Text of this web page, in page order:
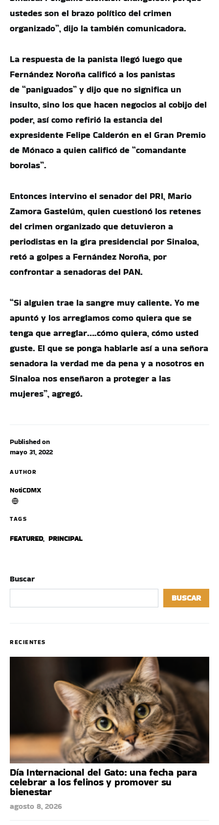
Published on
mayo 31, 2022
AUTHOR
NotiCDMX
TAGS
FEATURED, PRINCIPAL
ustedes son el brazo político del crimen
organizado”, dijo la también comunicadora.
La respuesta de la panista llegó luego que
Fernández Noroña calificó a los panistas
de “paniguados” y dijo que no significa un
insulto, sino los que hacen negocios al cobijo del
poder, así como refirió la estancia del
expresidente Felipe Calderón en el Gran Premio
de Mónaco a quien calificó de “comandante
borolas”.
Entonces intervino el senador del PRI, Mario
Zamora Gastelúm, quien cuestionó los retenes
del crimen organizado que detuvieron a
periodistas en la gira presidencial por Sinaloa,
retó a golpes a Fernández Noroña, por
confrontar a senadoras del PAN.
“Si alguien trae la sangre muy caliente. Yo me
apuntó y los arreglamos como quiera que se
tenga que arreglar….cómo quiera, cómo usted
guste. El que se ponga hablarle así a una señora
senadora la verdad me da pena y a nosotros en
Sinaloa nos enseñaron a proteger a las
mujeres”, agregó.
Buscar
BUSCAR
RECIENTES
Día Internacional del Gato: una fecha para
celebrar a los felinos y promover su
bienestar
agosto 8, 2026